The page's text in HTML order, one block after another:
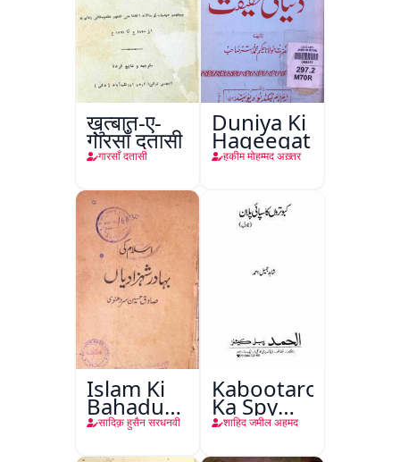
ख़ुत्बात-ए-
गारसाँ दतासी
गारसाँ दतासी
Duniya Ki
Haqeeqat
हकीम मोहम्मद अख़्तर
Islam Ki
Bahadur
Shahzadiyan
सादिक़ हुसैन सरधनवी
Kabootaron
Ka Spy
Plan
शाहिद जमील अहमद